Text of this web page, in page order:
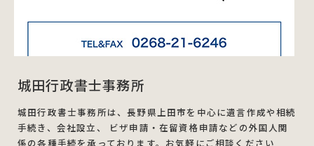
城田行政書士事務所
城田行政書士事務所は、長野県上田市を中心に遺言作成や相続
手続き、会社設立、 ビザ申請・在留資格申請などの外国人関
係の各種手続を承っております。お気軽にご相談ください